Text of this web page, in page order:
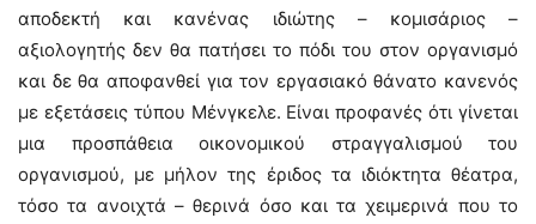
αποδεκτή και κανένας ιδιώτης – κομισάριος –
αξιολογητής δεν θα πατήσει το πόδι του στον οργανισμό
και δε θα αποφανθεί για τον εργασιακό θάνατο κανενός
με εξετάσεις τύπου Μένγκελε. Είναι προφανές ότι γίνεται
μια προσπάθεια οικονομικού στραγγαλισμού του
οργανισμού, με μήλον της έριδος τα ιδιόκτητα θέατρα,
τόσο τα ανοιχτά – θερινά όσο και τα χειμερινά που το